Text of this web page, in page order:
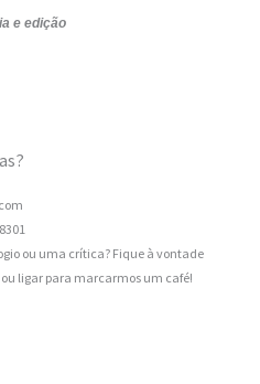
e edição
ou uma crítica? Fique à vontade
ligar para marcarmos um café!